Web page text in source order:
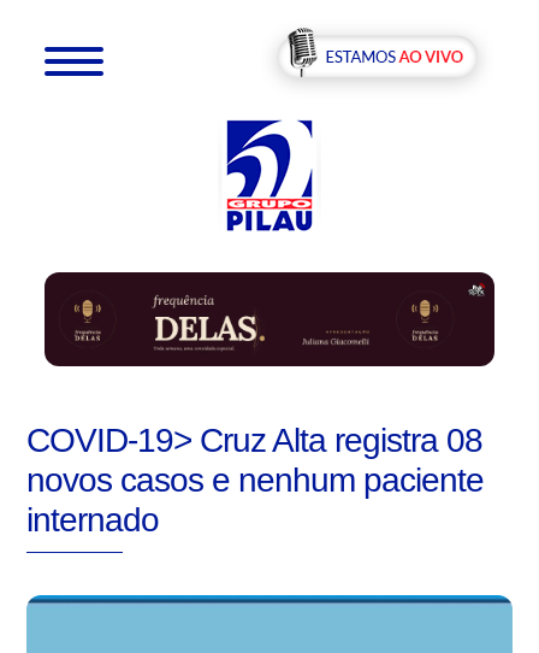
COVID-19> Cruz Alta registra 08
novos casos e nenhum paciente
internado